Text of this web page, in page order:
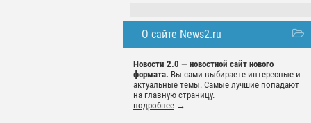
О сайте News2.ru
Новости 2.0 — новостной сайт нового
формата. Вы сами выбираете интересные и
актуальные темы. Самые лучшие попадают
на главную страницу.
подробнее →